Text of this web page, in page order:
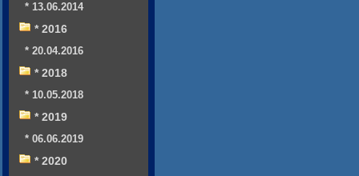
* 13.06.2014
* 2016
* 20.04.2016
* 2018
* 10.05.2018
* 2019
* 06.06.2019
* 2020